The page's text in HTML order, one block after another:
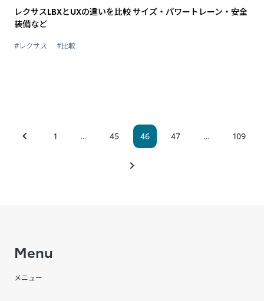
レクサスLBXとUXの違いを比較 サイズ・パワートレーン・安全
装備など
#レクサス #比較
1 ... 45 46 47 ... 109
Menu
メニュー